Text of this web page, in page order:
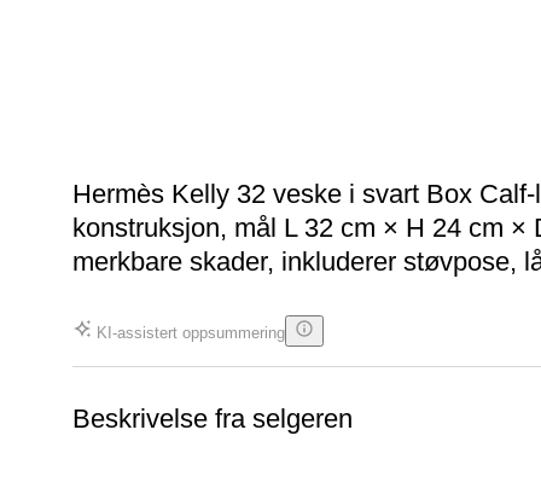
Hermès Kelly 32 veske i svart Box
konstruksjon, mål L 32 cm × H 24 cm
merkbare skader, inkluderer støvpose,
KI-assistert oppsummering
Beskrivelse fra selgeren